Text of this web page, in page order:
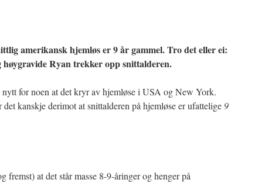
amerikansk hjemløs er 9 år gammel. Tro det eller ei:
høygravide Ryan trekker opp snittalderen.
for noen at det kryr av hjemløse i USA og New York.
kanskje derimot at snittalderen på hjemløse er ufattelige 9
fremst) at det står masse 8-9-åringer og henger på